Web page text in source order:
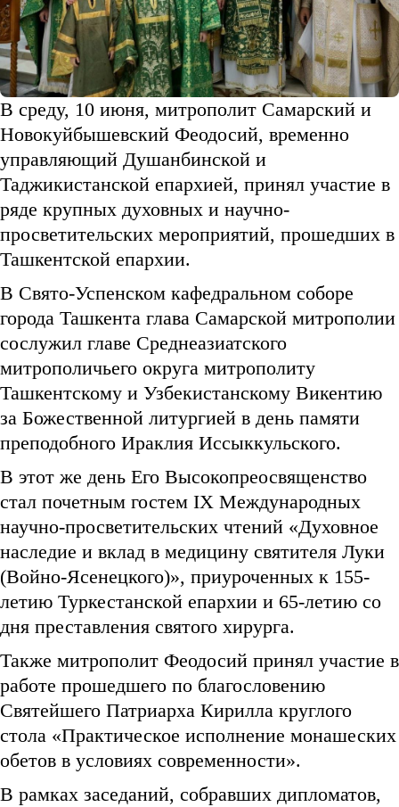
В среду, 10 июня, митрополит Самарский и
Новокуйбышевский Феодосий, временно
управляющий Душанбинской и
Таджикистанской епархией, принял участие в
ряде крупных духовных и научно-
просветительских мероприятий, прошедших в
Ташкентской епархии.
В Свято-Успенском кафедральном соборе
города Ташкента глава Самарской митрополии
сослужил главе Среднеазиатского
митрополичьего округа митрополиту
Ташкентскому и Узбекистанскому Викентию
за Божественной литургией в день памяти
преподобного Ираклия Иссыккульского.
В этот же день Его Высокопреосвященство
стал почетным гостем IX Международных
научно-просветительских чтений «Духовное
наследие и вклад в медицину святителя Луки
(Войно-Ясенецкого)», приуроченных к 155-
летию Туркестанской епархии и 65-летию со
дня преставления святого хирурга.
Также митрополит Феодосий принял участие в
работе прошедшего по благословению
Святейшего Патриарха Кирилла круглого
стола «Практическое исполнение монашеских
обетов в условиях современности».
В рамках заседаний, собравших дипломатов,